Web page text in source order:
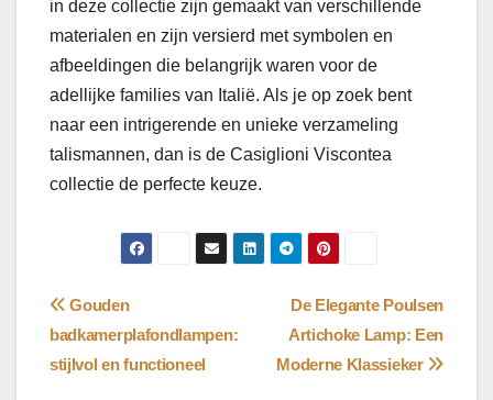
in deze collectie zijn gemaakt van verschillende
materialen en zijn versierd met symbolen en
afbeeldingen die belangrijk waren voor de
adellijke families van Italië. Als je op zoek bent
naar een intrigerende en unieke verzameling
talismannen, dan is de Casiglioni Viscontea
collectie de perfecte keuze.
Bericht
navigatie
De Elegante Poulsen
Artichoke Lamp: Een
Moderne Klassieker
Gouden
badkamerplafondlampen:
stijlvol en functioneel